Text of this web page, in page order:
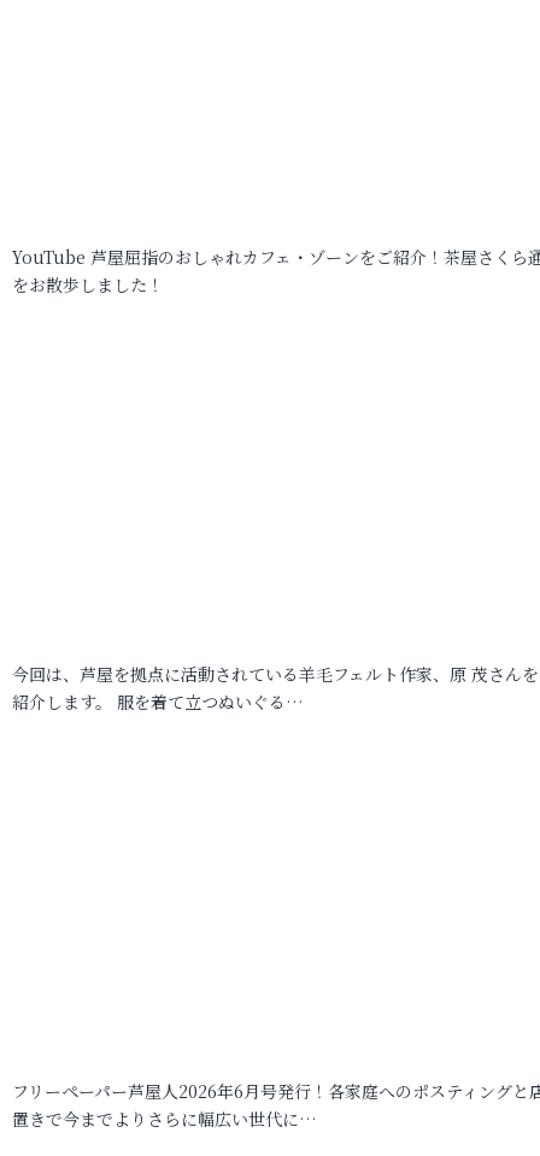
YouTube 芦屋屈指のおしゃれカフェ・ゾーンをご紹介！茶屋さくら
をお散歩しました！
今回は、芦屋を拠点に活動されている羊毛フェルト作家、原 茂さん
紹介します。 服を着て立つぬいぐる…
フリーペーパー芦屋人2026年6月号発行！各家庭へのポスティングと
置きで今までよりさらに幅広い世代に…